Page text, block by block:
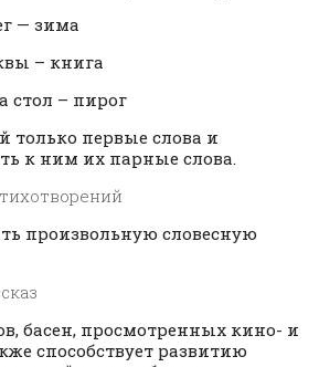
— зима
– книга
– пирог
только первые слова и
к ним их парные слова.
произвольную словесную
басен, просмотренных кино- и
способствует развитию